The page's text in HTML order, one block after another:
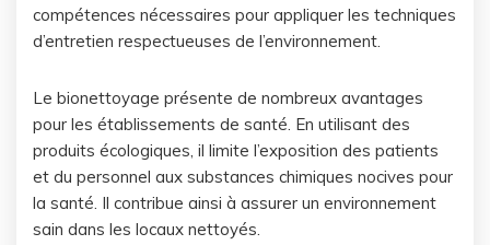
compétences nécessaires pour appliquer les techniques
d’entretien respectueuses de l’environnement.
Le bionettoyage présente de nombreux avantages
pour les établissements de santé. En utilisant des
produits écologiques, il limite l’exposition des patients
et du personnel aux substances chimiques nocives pour
la santé. Il contribue ainsi à assurer un environnement
sain dans les locaux nettoyés.